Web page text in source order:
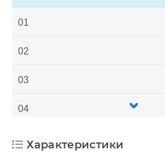
01
02
03
04
Характеристики